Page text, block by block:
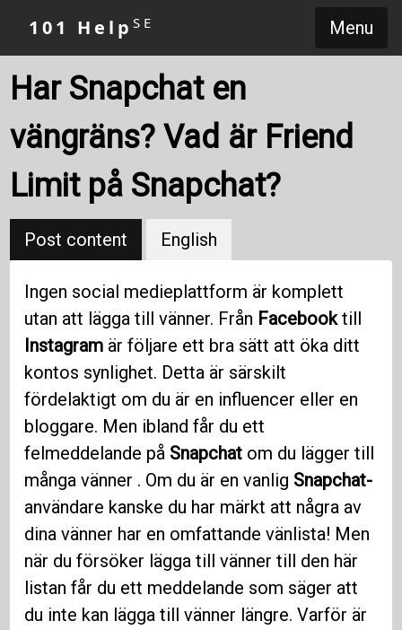
Menu
101 Help SE
Har Snapchat en
vängräns? Vad är Friend
Limit på Snapchat?
Post content English
Ingen social medieplattform är komplett
utan att lägga till vänner. Från Facebooktill
Instagram är följare ett bra sätt att öka ditt
kontos synlighet. Detta är särskilt
fördelaktigt om du är en influencer eller en
bloggare. Men ibland får du ett
felmeddelande på Snapchat om du lägger till
många vänner . Om du är en vanlig Snapchat-
användare kanske du har märkt att några av
dina vänner har en omfattande vänlista! Men
när du försöker lägga till vänner till den här
listan får du ett meddelande som säger att
du inte kan lägga till vänner längre. Varför är